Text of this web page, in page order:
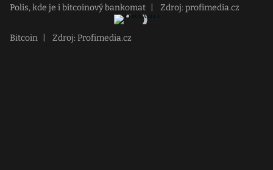
Polis, kde je i bitcoinový bankomat
Zdroj: profimedia.cz
Bitcoin Zdroj: Profimedia.cz